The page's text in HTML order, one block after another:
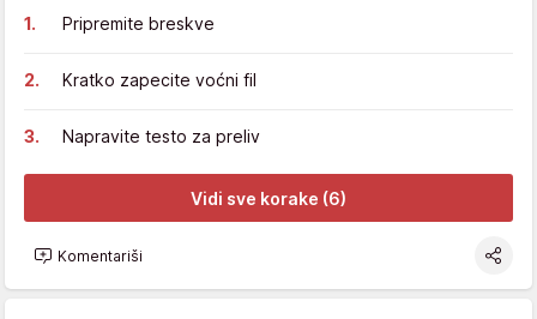
Pripremite breskve
Kratko zapecite voćni fil
Napravite testo za preliv
Vidi sve korake (6)
Komentariši